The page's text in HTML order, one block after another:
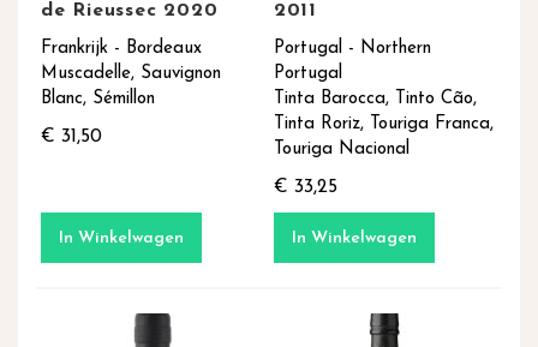
de Rieussec 2020
Frankrijk - Bordeaux
Muscadelle, Sauvignon
Blanc, Sémillon
€ 31,50
In Winkelwagen
2011
Portugal - Northern
Portugal
Tinta Barocca, Tinto Cão,
Tinta Roriz, Touriga Franca,
Touriga Nacional
€ 33,25
In Winkelwagen